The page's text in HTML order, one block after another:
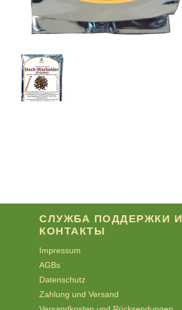
СЛУЖБА ПОДДЕРЖКИ И
КОНТАКТЫ
Impressum
AGBs
Datenschutz
Zahlung und Versand